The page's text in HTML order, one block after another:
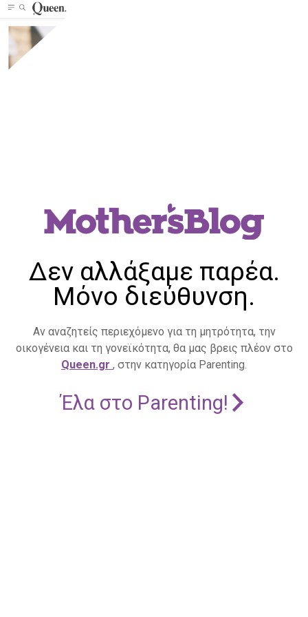
Δεν αλλάξαμε παρέα.
Μόνο διεύθυνση.
Αν αναζητείς περιεχόμενο για τη μητρότητα, την
οικογένεια και τη γονεϊκότητα, θα μας βρεις πλέον στο
Queen.gr , στην κατηγορία Parenting.
Έλα στο Parenting!